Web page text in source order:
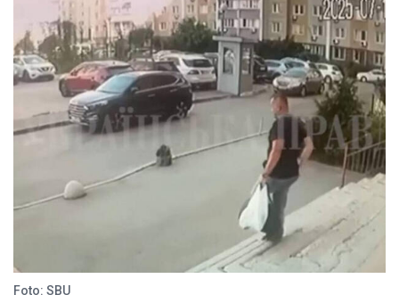
Foto: SBU